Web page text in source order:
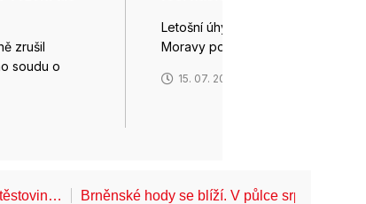
zrušil
soudu o
Letošní úhyny ryb v Dyji na jihu
Moravy podle vodohospodářů…
15. 07. 2026
Brněnské hody se blíží. V půlce srpna